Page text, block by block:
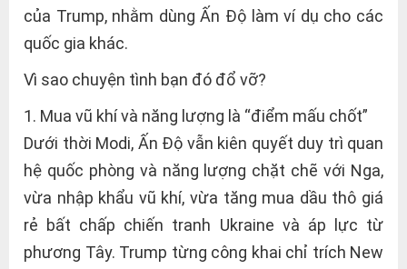
của Trump, nhằm dùng Ấn Độ làm ví dụ cho các
quốc gia khác.
Vì sao chuyện tình bạn đó đổ vỡ?
1. Mua vũ khí và năng lượng là “điểm mấu chốt”
Dưới thời Modi, Ấn Độ vẫn kiên quyết duy trì quan
hệ quốc phòng và năng lượng chặt chẽ với Nga,
vừa nhập khẩu vũ khí, vừa tăng mua dầu thô giá
rẻ bất chấp chiến tranh Ukraine và áp lực từ
phương Tây. Trump từng công khai chỉ trích New